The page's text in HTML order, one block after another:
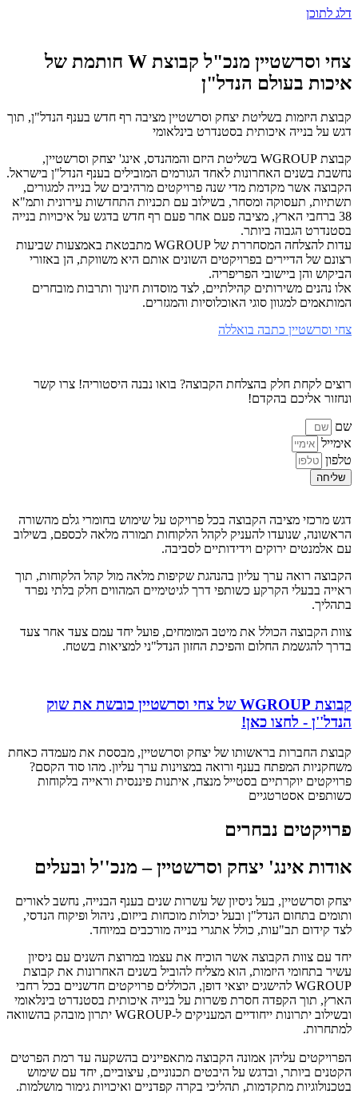
דלג לתוכן
צחי וסרשטיין מנכ"ל קבוצת W חותמת של
איכות בעולם הנדל"ן
קבוצת היזמות בשליטת יצחק וסרשטיין מציבה רף חדש בענף הנדל"ן, תוך
דגש על בנייה איכותית בסטנדרט בינלאומי
קבוצת WGROUP בשליטת היזם והמהנדס, אינג' יצחק וסרשטיין,
נחשבת בשנים האחרונות לאחד הגורמים המובילים בענף הנדל"ן בישראל.
הקבוצה אשר מקדמת מדי שנה פרויקטים מרהיבים של בנייה למגורים,
תשתיות, תעסוקה ומסחר, בשילוב עם תכניות התחדשות עירונית ותמ"א
38 ברחבי הארץ, מציבה פעם אחר פעם רף חדש בדגש על איכויות בנייה
בסטנדרט הגבוה ביותר.
עדות להצלחה המסחררת של WGROUP מתבטאת באמצעות שביעות
רצונם של הדיירים בפרויקטים השונים אותם היא משווקת, הן באזורי
הביקוש והן ביישובי הפריפריה.
אלו נהנים משירותים קהילתיים, לצד מוסדות חינוך ותרבות מובחרים
המותאמים למגוון סוגי האוכלוסיות והמגזרים.
צחי וסרשטיין כתבה בואללה
רוצים לקחת חלק בהצלחת הקבוצה? בואו נבנה היסטוריה! צרו קשר
ונחזור אליכם בהקדם!
שם
אימייל
טלפון
שליחה
דגש מרכזי מציבה הקבוצה בכל פרויקט על שימוש בחומרי גלם מהשורה
הראשונה, שנועדו להעניק לקהל הלקוחות תמורה מלאה לכספם, בשילוב
עם אלמנטים ירוקים וידידותיים לסביבה.
הקבוצה רואה ערך עליון בהנהגת שקיפות מלאה מול קהל הלקוחות, תוך
ראייה בבעלי הקרקע כשותפי דרך לגיטימיים המהווים חלק בלתי נפרד
בתהליך.
צוות הקבוצה הכולל את מיטב המומחים, פועל יחד עמם צעד אחר צעד
בדרך להגשמת החלום והפיכת החזון הנדל"ני למציאות בשטח.
קבוצת WGROUP של צחי וסרשטיין כובשת את שוק
הנדל''ן - לחצו כאן!
קבוצת החברות בראשותו של יצחק וסרשטיין, מבססת את מעמדה כאחת
משחקניות המפתח בענף ורואה במצוינות ערך עליון. מהו סוד הקסם?
פרויקטים יוקרתיים בסטייל מנצח, איתנות פיננסית וראייה בלקוחות
כשותפים אסטרטגיים
פרויקטים נבחרים
אודות אינג' יצחק וסרשטיין – מנכ''ל ובעלים
יצחק וסרשטיין, בעל ניסיון של עשרות שנים בענף הבנייה, נחשב לאורים
ותומים בתחום הנדל"ן ובעל יכולות מוכחות בייזום, ניהול ופיקוח הנדסי,
לצד קידום תב"עות, כולל אתגרי בנייה מורכבים במיוחד.
יחד עם צוות הקבוצה אשר הוכיח את עצמו במרוצת השנים עם ניסיון
עשיר בתחומי היזמות, הוא מצליח להוביל בשנים האחרונות את קבוצת
WGROUP להישגים יוצאי דופן, הכוללים פרויקטים חדשניים בכל רחבי
הארץ, תוך הקפדה חסרת פשרות על בנייה איכותית בסטנדרט בינלאומי
ובשילוב יתרונות ייחודיים המעניקים ל-WGROUP יתרון מובהק בהשוואה
למתחרות.
הפרויקטים עליהן אמונה הקבוצה מתאפיינים בהשקעה עד רמת הפרטים
הקטנים ביותר, ובדגש על היבטים תכנוניים, עיצוביים, יחד עם שימוש
בטכנולוגיות מתקדמות, תהליכי בקרה קפדניים ואיכויות גימור מושלמות.